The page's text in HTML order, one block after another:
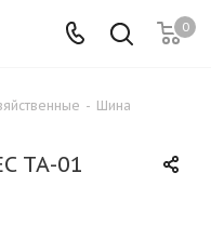
0
- Шина
ТА-01